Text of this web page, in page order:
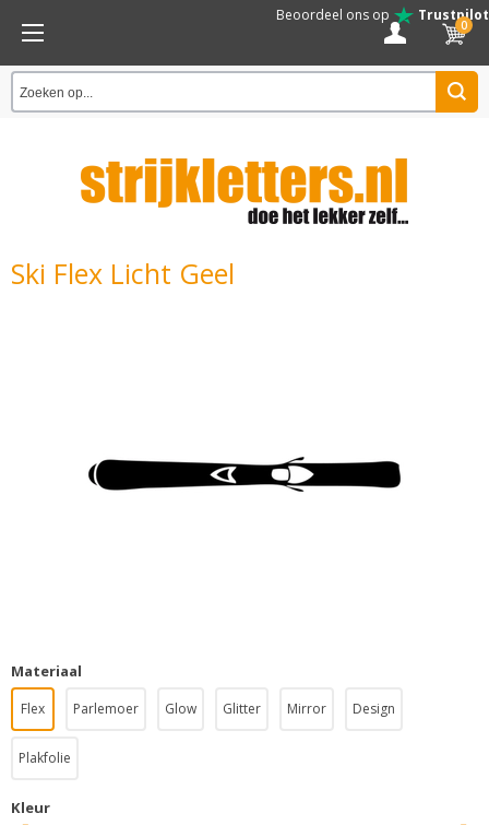
Beoordeel ons op Trustpilot
0
Ski Flex Licht Geel
Materiaal
Flex Parlemoer Glow Glitter Mirror Design
Plakfolie
Kleur